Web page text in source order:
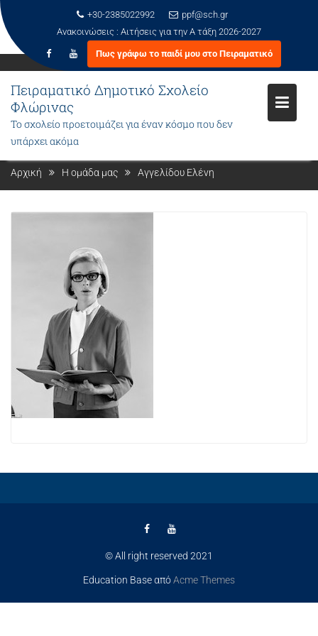
Μεταπηδήστε
περιεχόμενο
+30-2385022992
ppf@sch.gr
Ανακοινώσεις : Αιτήσεις για την Α τάξη 2026-2027
Πως γράφω το παιδί μου στο Πειραματικό
Πειραματικό Δημοτικό Σχολείο
Φλώρινας
Το σχολείο προετοιμάζει για έναν κόσμο που δεν
υπάρχει ακόμα
ΑΓΓΕΛΊΔΟΥ ΕΛΈΝΗ
Αρχική Η ομάδα μας Αγγελίδου Ελένη
© All right reserved 2021
Education Base απόAcme Themes